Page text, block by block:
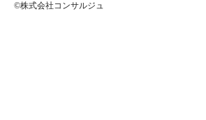
©株式会社コンサルジュ